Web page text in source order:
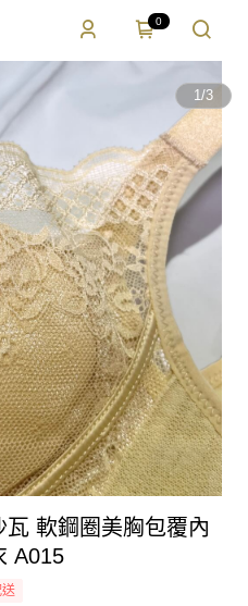
0
1/3
軟鋼圈美胸包覆內
A015
送